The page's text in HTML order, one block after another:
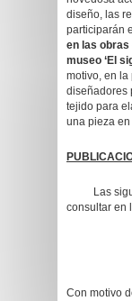
diseño, las
participarán
en las obras
museo ‘El
motivo, en la
diseñadores
tejido para
una pieza
Las
consultar en
Con motivo